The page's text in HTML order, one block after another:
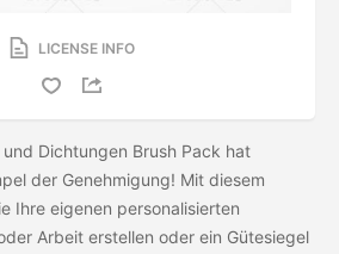
LICENSE INFO
Dichtungen Brush Pack hat
der Genehmigung! Mit diesem
Ihre eigenen personalisierten
Arbeit erstellen oder ein Gütesiegel